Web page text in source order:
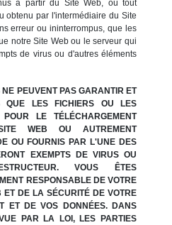
à partir du Site Web, ou tout
obtenu par l'intermédiaire du Site
erreur ou ininterrompus, que les
notre Site Web ou le serveur qui
de virus ou d'autres éléments
PEUVENT PAS GARANTIR ET
QUE LES FICHIERS OU LES
LE TÉLÉCHARGEMENT
WEB OU AUTREMENT
OU FOURNIS PAR L'UNE DES
EXEMPTS DE VIRUS OU
VOUS ÊTES
RESPONSABLE DE VOTRE
ET DE LA SÉCURITÉ DE VOTRE
ET DE VOS DONNÉES. DANS
PAR LA LOI, LES PARTIES